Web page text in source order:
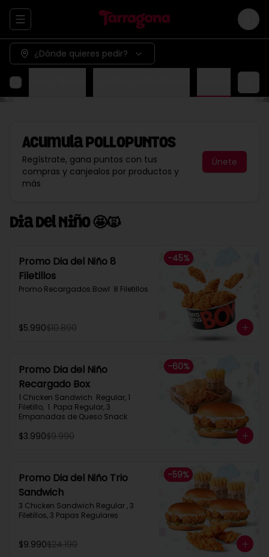
Abrir menu de navegación Login
¿Dónde quieres pedir?
Basket & Bowls
AcumulaPOLLOPUNTOS
Regístrate, gana puntos con tus
compras y canjealos por productos y
más
Únete
Dia Del Niño 🤩🙀
-45%
Promo Dia del Niño 8
Filetillos​
Promo Recargados Bowl  8 Filetillos
$5.990$10.890
-60%
Promo Dia del Niño
Recargado Box​
1 Chicken Sandwich  Regular, 1
Filetillo,  1  Papa Regular, 3
Empanadas de Queso Snack
$3.990$9.990
-59%
Promo Dia del Niño Trio
Sandwich​
3 Chicken Sandwich Regular , 3
Filetillos, 3 Papas Regulares
$9.990$24.190